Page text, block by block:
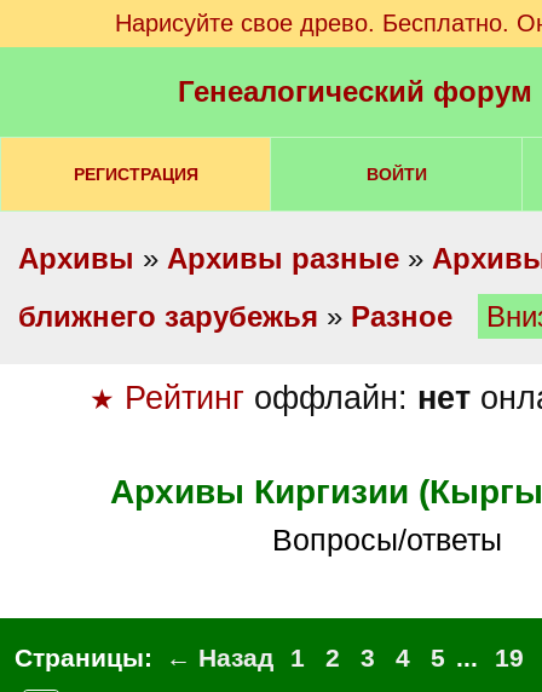
Нарисуйте свое древо. Бесплатно.
Генеалогический
РЕГИСТРАЦИЯ ВОЙТИ
Архивы » Архивы разные »
ближнего зарубежья » Разное
★ Рейтинг оффлайн: нет
Архивы Киргизии
Вопросы/ответы
Страницы: ← Назад 1 2 3 4 5 ...
19